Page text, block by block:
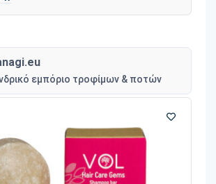
εμπόριο τροφίμων & ποτών